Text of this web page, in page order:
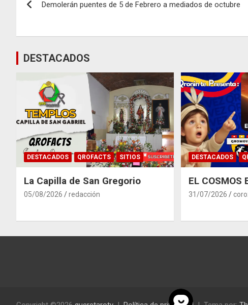
de
entradas
Demolerán puentes de 5 de Febrero a mediados de octubre
DESTACADOS
DESTACADOS QROFACTS SITIOS
La Capilla de San Gregorio
05/08/2026 redacción
DESTACADOS
EL COSMOS
31/07/2026